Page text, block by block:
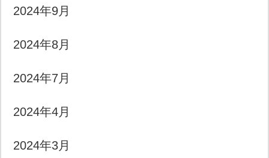
2024年9月
2024年8月
2024年7月
2024年4月
2024年3月